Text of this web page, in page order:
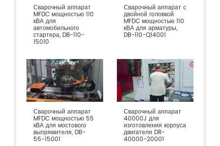
Сварочный аппарат
MFDC мощностью 110
кВА для
автомобильного
стартера, DB-110-
15010
Сварочный аппарат с
двойной головкой
MFDC мощностью 110
кВА для арматуры,
DB-110-Q14001
Сварочный аппарат
MFDC мощностью 55
кВА для мостового
выпрямителя, DB-
55-15001
Сварочный аппарат
40000J для
изготовления корпуса
двигателя DR-
40000-20001